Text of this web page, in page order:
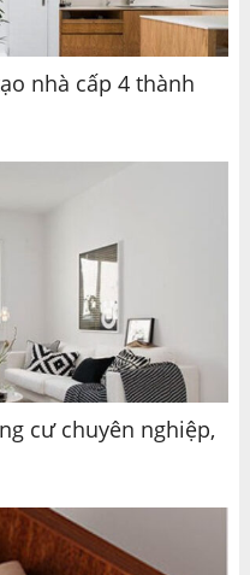
nhà cấp 4 thành
cư chuyên nghiệp,